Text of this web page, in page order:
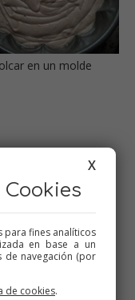
en un molde
y dime qué
X
para fines analíticos
en base a un
navegación (por
de cookies.